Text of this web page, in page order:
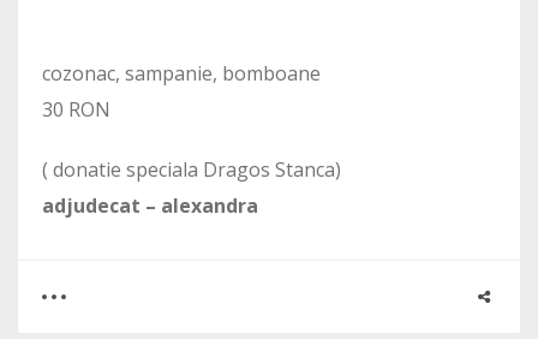
cozonac, sampanie, bomboane
30 RON
( donatie speciala Dragos Stanca)
adjudecat – alexandra